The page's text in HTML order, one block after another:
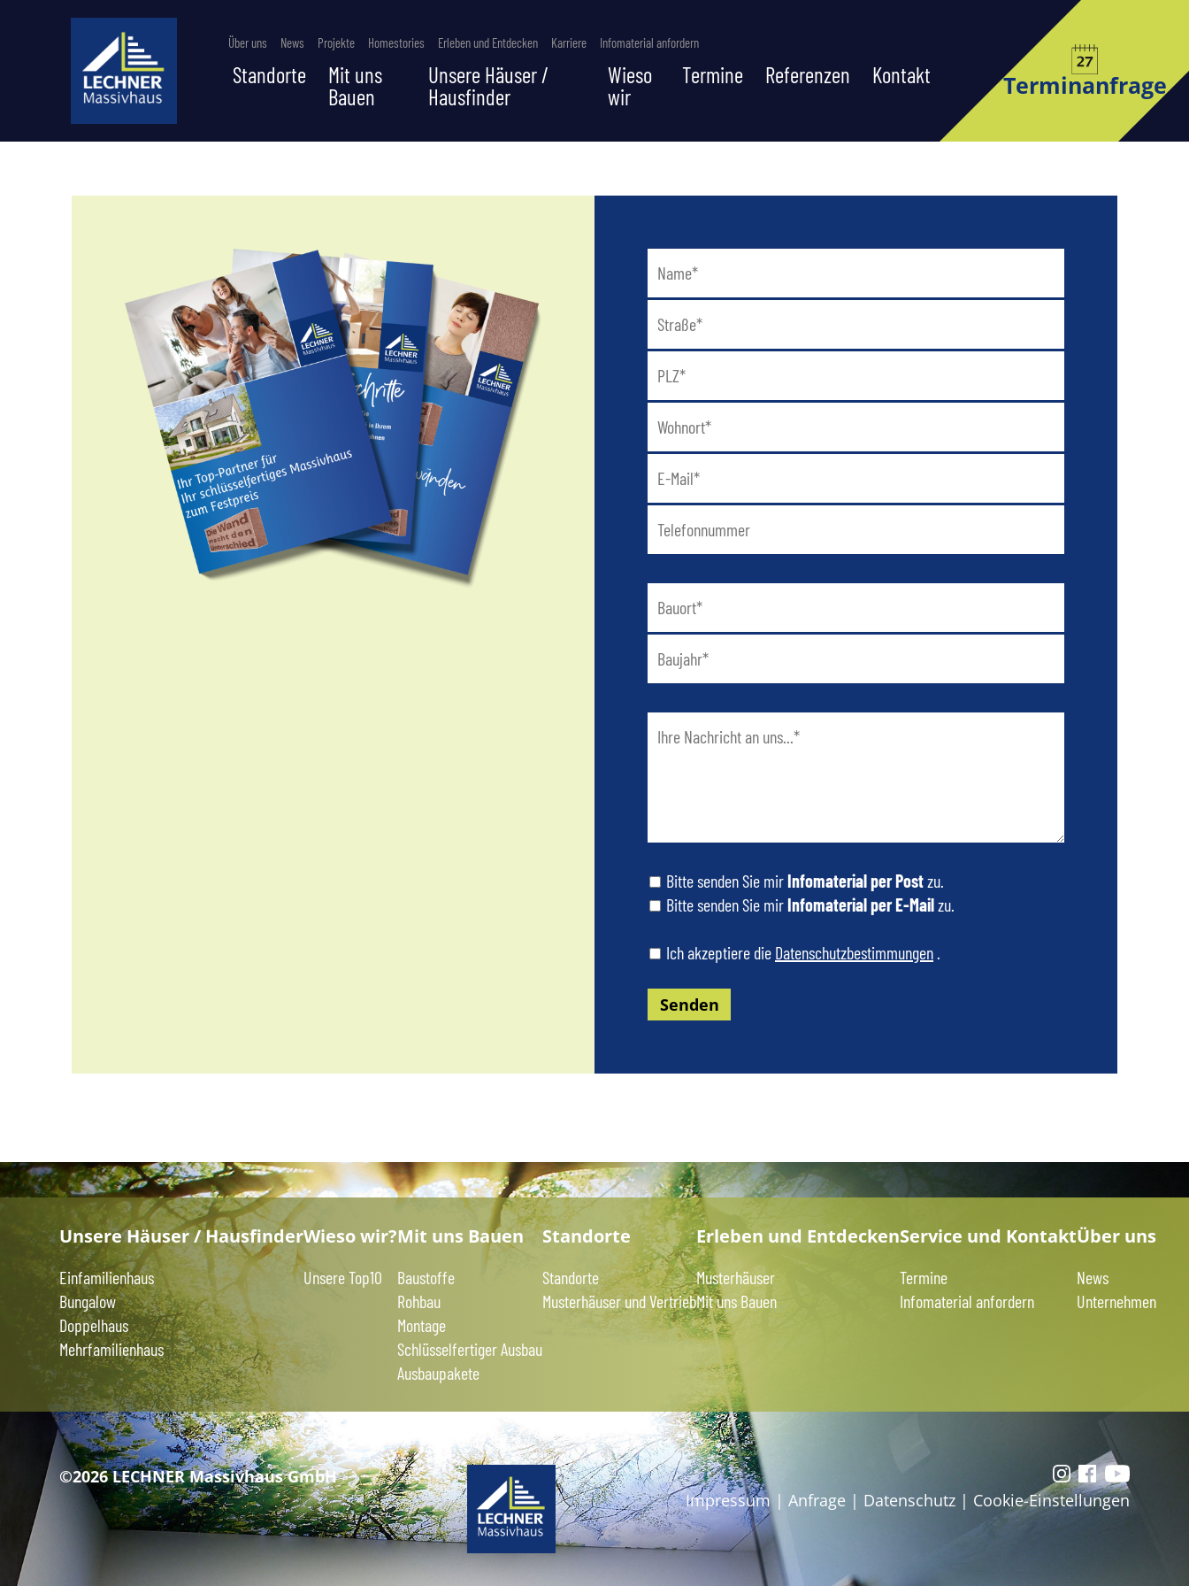
Über uns News Projekte Homestories Erleben und Entdecken Karriere Infomaterial anfordern
Standorte
Mit uns
Bauen
Unsere Häuser /
Hausfinder
Wieso
wir
Termine Referenzen Kontakt Terminanfrage
Bitte senden Sie mirInfomaterial per Postzu.
Bitte senden Sie mirInfomaterial per E-Mailzu.
Ich akzeptiere die Datenschutzbestimmungen.
Unsere Häuser / Hausfinder
Einfamilienhaus
Bungalow
Doppelhaus
Mehrfamilienhaus
Wieso wir?
Unsere Top10
Mit uns Bauen
Baustoffe
Rohbau
Montage
Schlüsselfertiger Ausbau
Ausbaupakete
Standorte
Standorte
Musterhäuser und Vertrieb
Erleben und Entdecken
Musterhäuser
Mit uns Bauen
Service und Kontakt
Termine
Infomaterial anfordern
Über uns
News
Unternehmen
©2026 LECHNER Massivhaus GmbH
Impressum| Anfrage | Datenschutz| Cookie-Einstellungen